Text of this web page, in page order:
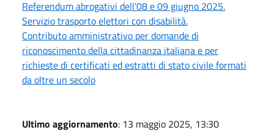
Referendum abrogativi dell'08 e 09 giugno 2025.
Servizio trasporto elettori con disabilità.
Contributo amministrativo per domande di
riconoscimento della cittadinanza italiana e per
richieste di certificati ed estratti di stato civile formati
da oltre un secolo
Ultimo aggiornamento: 13 maggio 2025, 13:30